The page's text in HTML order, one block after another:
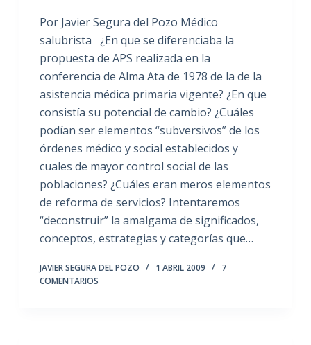
Por Javier Segura del Pozo Médico
salubrista ¿En que se diferenciaba la
propuesta de APS realizada en la
conferencia de Alma Ata de 1978 de la de la
asistencia médica primaria vigente? ¿En que
consistía su potencial de cambio? ¿Cuáles
podían ser elementos “subversivos” de los
órdenes médico y social establecidos y
cuales de mayor control social de las
poblaciones? ¿Cuáles eran meros elementos
de reforma de servicios? Intentaremos
“deconstruir” la amalgama de significados,
conceptos, estrategias y categorías que…
JAVIER SEGURA DEL POZO 1 ABRIL 2009
7
COMENTARIOS